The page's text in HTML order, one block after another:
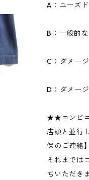
A：ユーズ
B：一般的
C：ダメー
D：ダメー
★★コンビ
店頭と並行
保のご連絡
それまでは
ちいただき